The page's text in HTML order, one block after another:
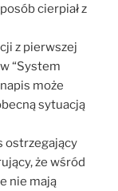
cierpiał z
z pierwszej
“System
może
sytuacją
ostrzegający
że wśród
nie mają